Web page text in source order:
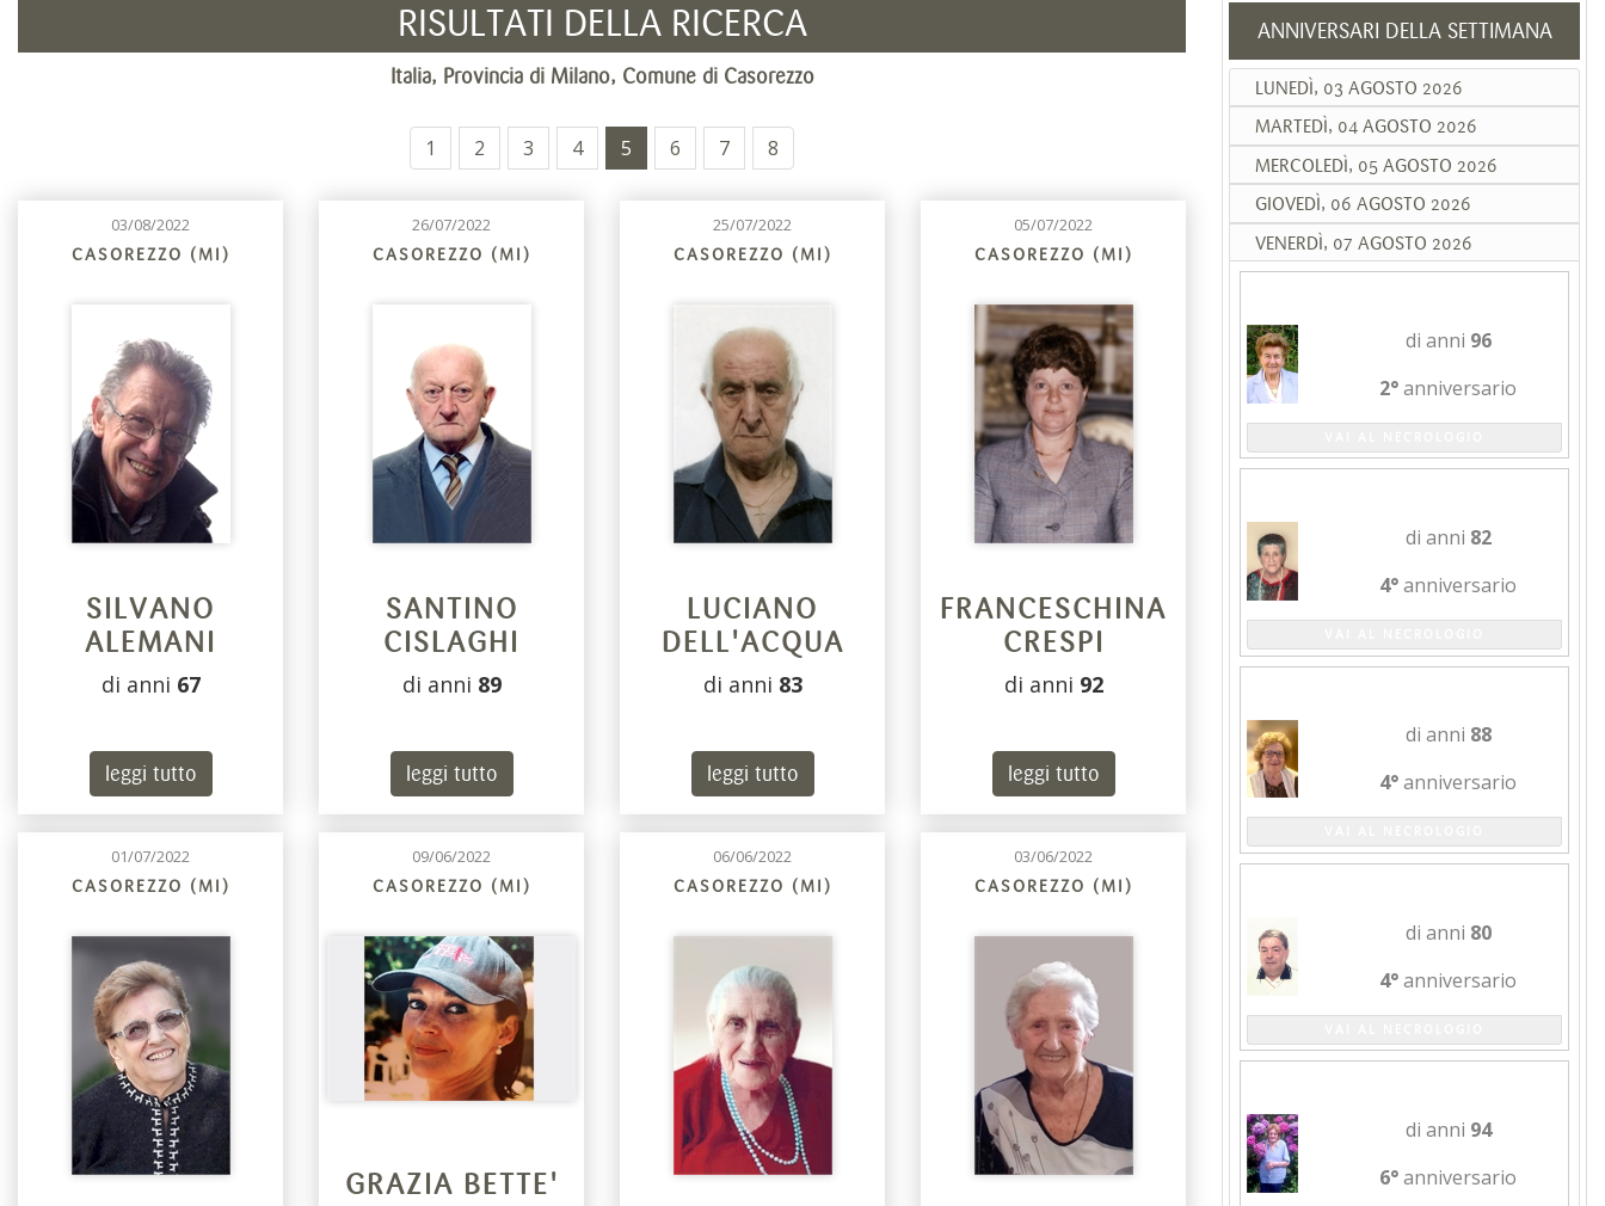
RISULTATI DELLA RICERCA
Italia, Provincia di Milano, Comune di Casorezzo
1 2 3 4 5 6 7 8
03/08/2022
CASOREZZO (MI)
SILVANO
ALEMANI
di anni 67
leggi tutto
26/07/2022
CASOREZZO (MI)
SANTINO
CISLAGHI
di anni 89
leggi tutto
25/07/2022
CASOREZZO (MI)
LUCIANO
DELL'ACQUA
di anni 83
leggi tutto
05/07/2022
CASOREZZO (MI)
FRANCESCHINA
CRESPI
di anni 92
leggi tutto
01/07/2022
CASOREZZO (MI)
09/06/2022
CASOREZZO (MI)
GRAZIA BETTE'
06/06/2022
CASOREZZO (MI)
03/06/2022
CASOREZZO (MI)
ANNIVERSARI DELLA SETTIMANA
LUNEDÌ, 03 AGOSTO 2026
MARTEDÌ, 04 AGOSTO 2026
MERCOLEDÌ, 05 AGOSTO 2026
GIOVEDÌ, 06 AGOSTO 2026
VENERDÌ, 07 AGOSTO 2026
di anni 96
2°anniversario
di anni 82
4°anniversario
di anni 88
4°anniversario
di anni 80
4°anniversario
di anni 94
6°anniversario